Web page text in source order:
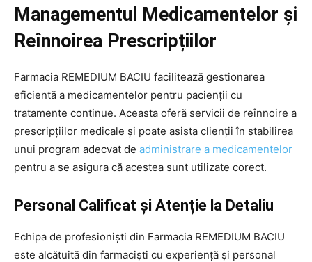
Managementul Medicamentelor și
Reînnoirea Prescripțiilor
Farmacia REMEDIUM BACIU facilitează gestionarea
eficientă a medicamentelor pentru pacienții cu
tratamente continue. Aceasta oferă servicii de reînnoire a
prescripțiilor medicale și poate asista clienții în stabilirea
unui program adecvat de administrare a medicamentelor
pentru a se asigura că acestea sunt utilizate corect.
Personal Calificat și Atenție la Detaliu
Echipa de profesioniști din Farmacia REMEDIUM BACIU
este alcătuită din farmaciști cu experiență și personal